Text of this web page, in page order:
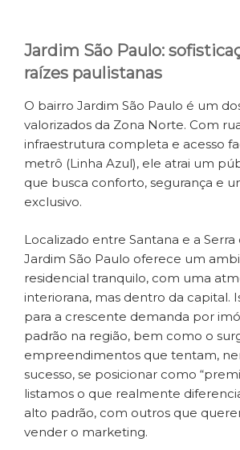
Jardim São Paulo:
raízes paulistanas
O bairro Jardim São Paulo é um
valorizados da Zona Norte. Com
infraestrutura completa e acesso
metrô (Linha Azul), ele atrai um
que busca conforto, segurança e
exclusivo.
Localizado entre Santana e a Serra
Jardim São Paulo oferece um
residencial tranquilo, com uma
interiorana, mas dentro da capital.
para a crescente demanda por
padrão na região, bem como o
empreendimentos que tentam,
sucesso, se posicionar como
listamos o que realmente
alto padrão, com outros que
vender o marketing.